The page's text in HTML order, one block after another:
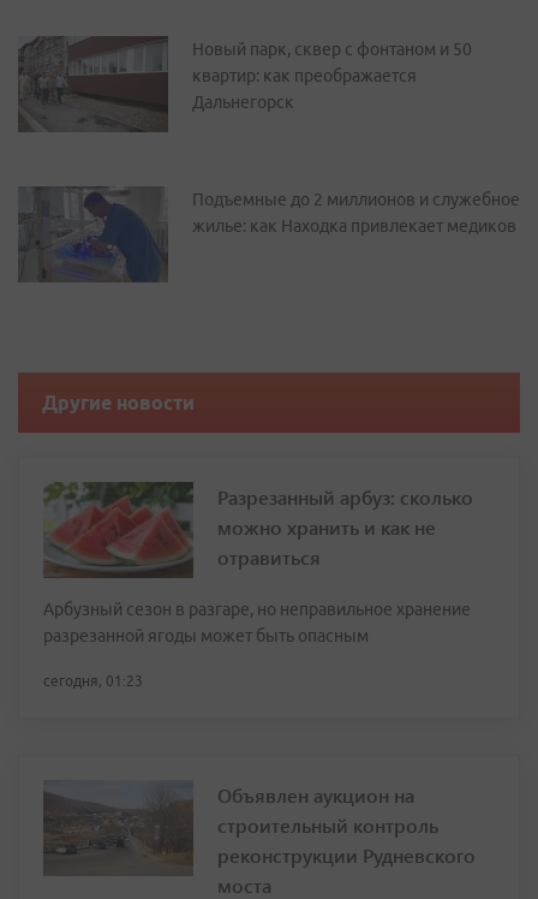
Новый парк, сквер с фонтаном и 50
квартир: как преображается
Дальнегорск
Подъемные до 2 миллионов и служебное
жилье: как Находка привлекает медиков
Другие новости
Разрезанный арбуз: сколько
можно хранить и как не
отравиться
Арбузный сезон в разгаре, но неправильное хранение
разрезанной ягоды может быть опасным
сегодня, 01:23
Объявлен аукцион на
строительный контроль
реконструкции Рудневского
моста